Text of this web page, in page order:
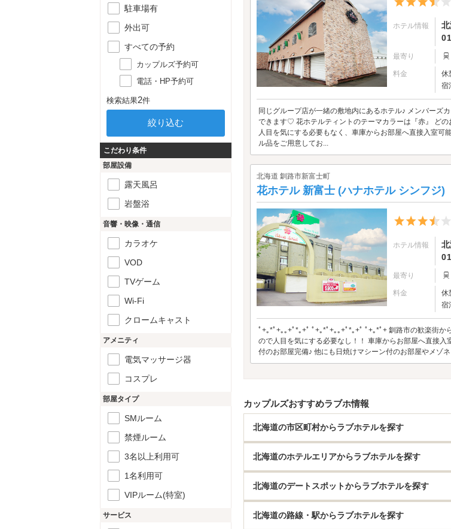
ホテル情報
最寄り
料金 休
宿
同じグループ店が一緒の敷地内にあるホテル♪ メンバーズ
できます♡ 花ホテルティントのテーマカラーは『赤』 ど
人目を気にする必要もなく、車庫からお部屋へ直接入室
ル品をご用意してお...
北海道 釧路市新富士町
花ホテル 新富士 (ハナホテル シンフジ)
ホテル情報
最寄り
料金 休
宿
ﾟ+｡*ﾟ+｡｡+ﾟ*｡+ﾟ ﾟ+｡*ﾟ+｡｡+ﾟ*｡+ﾟ ﾟ+｡*ﾟ+ 釧路市の歓楽街
ので人目を気にする必要なし！！ 車庫からお部屋へ直接
付のお部屋完備♪ 他にも日焼けマシーン付のお部屋やメゾ
カップルズおすすめラブホ情報
北海道の市区町村からラブホテルを探す
北海道のホテルエリアからラブホテルを探す
北海道のデートスポットからラブホテルを探す
北海道の路線・駅からラブホテルを探す
駐車場有
外出可
すべての予約
カップルズ予約可
電話・HP予約可
検索結果2件
こだわり条件
部屋設備
露天風呂
岩盤浴
音響・映像・通信
カラオケ
VOD
TVゲーム
Wi-Fi
クロームキャスト
アメニティ
電気マッサージ器
コスプレ
部屋タイプ
SMルーム
禁煙ルーム
3名以上利用可
1名利用可
VIPルーム(特室)
サービス